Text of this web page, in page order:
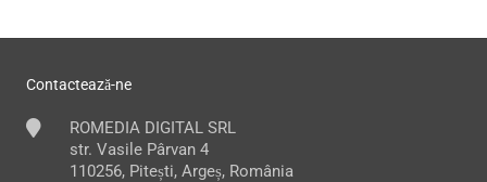
Contactează-ne
ROMEDIA DIGITAL SRL
str. Vasile Pârvan 4
110256, Pitești, Argeș, România